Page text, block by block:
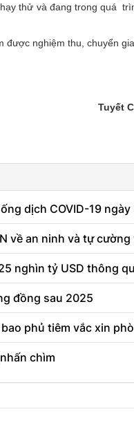
thử và đang trong quá
nghiệm thu, chuyển
Tuyết
dịch COVID-19 ngày
về an ninh và tự cường
nghìn tỷ USD thông
đồng sau 2025
phủ tiêm vắc xin
chìm